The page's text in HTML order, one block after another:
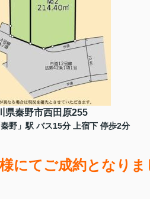
県秦野市西田原255
野」駅 バス15分 上宿下 停歩2分
にてご成約となりま